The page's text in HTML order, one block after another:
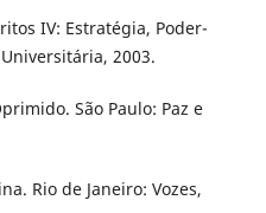
IV: Estratégia, Poder-
2003.
São Paulo: Paz e
Rio de Janeiro: Vozes,